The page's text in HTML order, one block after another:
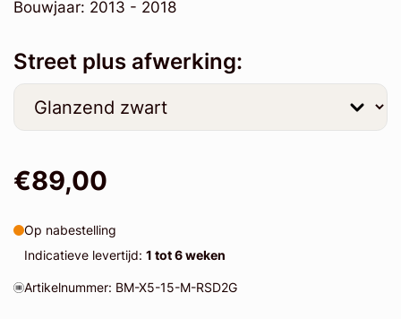
Bouwjaar: 2013 - 2018
Street plus afwerking:
€89,00
Op nabestelling
Indicatieve levertijd: 1 tot 6 weken
Artikelnummer: BM-X5-15-M-RSD2G